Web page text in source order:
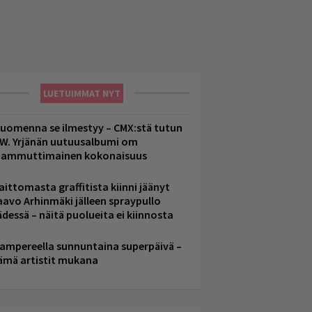
LUETUIMMAT NYT
se ilmestyy – CMX:stä tutun
Yrjänän uutuusalbumi om
kokonaisuus
graffitista kiinni jäänyt
Arhinmäki jälleen spraypullo
– näitä puolueita ei kiinnosta
sunnuntaina superpäivä –
artistit mukana